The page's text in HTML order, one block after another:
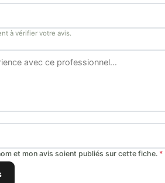
à vérifier votre avis.
et mon avis soient publiés sur cette fiche. *